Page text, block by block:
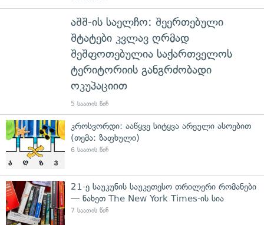
აშშ-ის საელჩო: შეერთებული
შტატები კვლავ ღრმად
შეშფოთებულია საქართველოს
ტერიტორიის განგრძობადი
ოკუპაციით
5 საათის წინ
კროსვორდი: ააწყვე სიტყვა არეული ასოებით
(თემა: ზაფხული)
6 საათის წინ
21-ე საუკუნის საუკეთესო თრილერი რომანები
— ნახეთ The New York Times-ის სია
7 საათის წინ